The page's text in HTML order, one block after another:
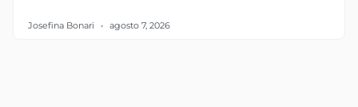
Josefina Bonari agosto 7, 2026